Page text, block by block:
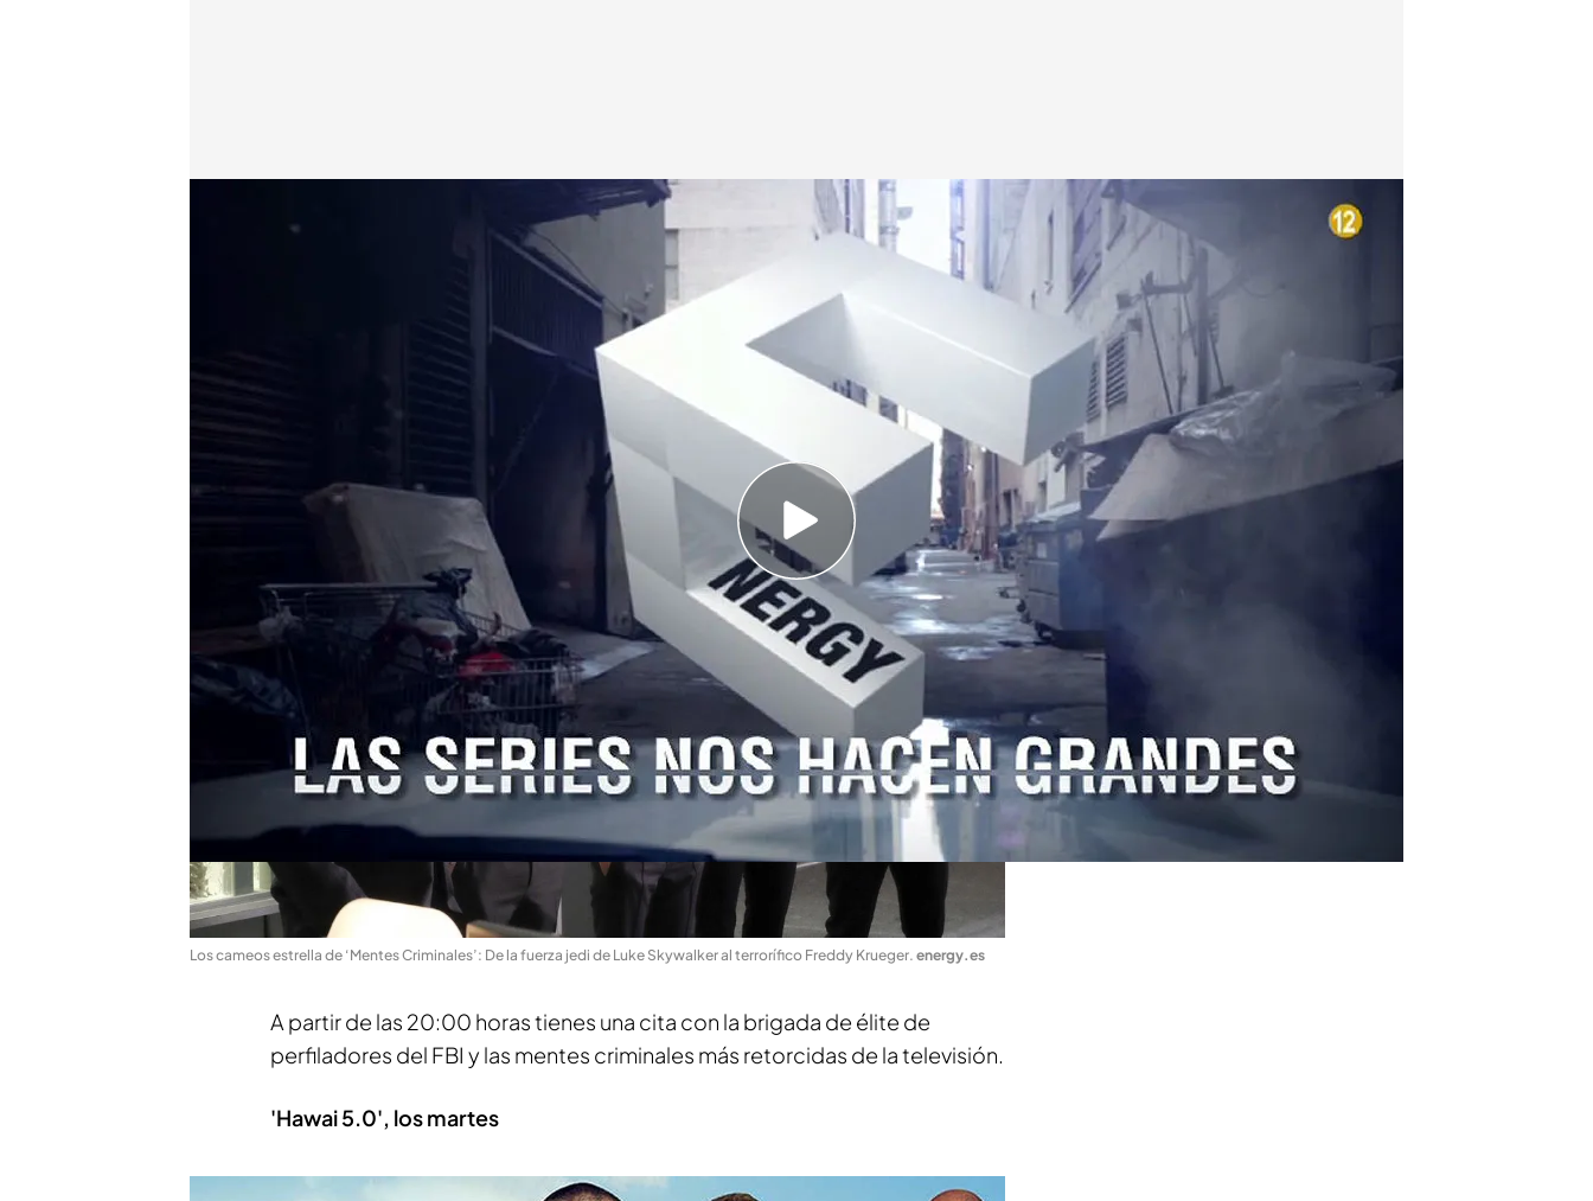
'Mentes criminales', los lunes a las 20:00 horas
Los cameos estrella de ‘Mentes Criminales’: De la fuerza jedi de Luke Skywalker al terrorífico Freddy Krueger. energy.es
A partir de las 20:00 horas tienes una cita con la brigada de élite de
perfiladores del FBI y las mentes criminales más retorcidas de la televisión.
'Hawai 5.0', los martes